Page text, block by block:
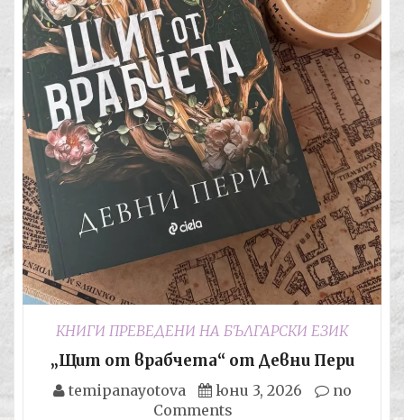
КНИГИ ПРЕВЕДЕНИ НА БЪЛГАРСКИ ЕЗИК
„Щит от врабчета“ от Девни Пери
temipanayotova юни 3, 2026
no
Comments